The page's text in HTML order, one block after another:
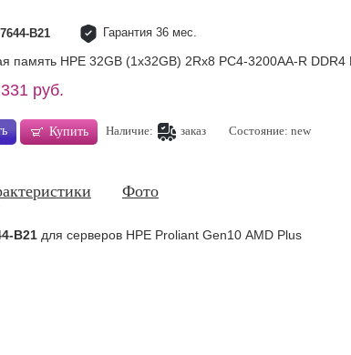
B21 Гарантия 36 мес.
память HPE 32GB (1x32GB) 2Rx8 PC4-3200AA-R
руб.
Купить Наличие: заказ Состояние: new
Фото
B21 для серверов HPE Proliant Gen10 AMD Plus